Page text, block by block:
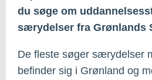
du søge om
særydelser fra Grønlands
De fleste søger særydelser
befinder sig i Grønland og